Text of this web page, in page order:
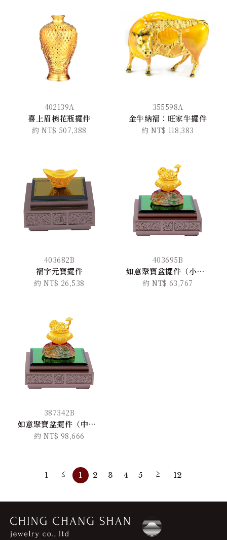
402139A
喜上眉梢花瓶擺件
約 NT$ 507,388
355598A
金牛納福：旺家牛擺件
約 NT$ 118,383
403682B
福字元寶擺件
約 NT$ 26,538
403695B
如意聚寶盆擺件（小版）
約 NT$ 63,767
387342B
如意聚寶盆擺件（中版）
約 NT$ 98,666
1 1 2 3 4 5 12